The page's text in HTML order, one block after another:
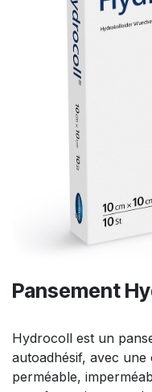
Pansement
Hydrocoll est un
autoadhésif, avec
perméable,